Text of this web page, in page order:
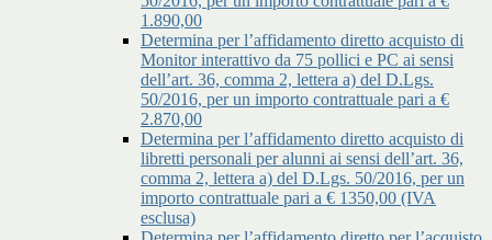
1.890,00
Determina per l’affidamento diretto acquisto di
Monitor interattivo da 75 pollici e PC ai sensi
dell’art. 36, comma 2, lettera a) del D.Lgs.
50/2016, per un importo contrattuale pari a €
2.870,00
Determina per l’affidamento diretto acquisto di
libretti personali per alunni ai sensi dell’art. 36,
comma 2, lettera a) del D.Lgs. 50/2016, per un
importo contrattuale pari a € 1350,00 (IVA
esclusa)